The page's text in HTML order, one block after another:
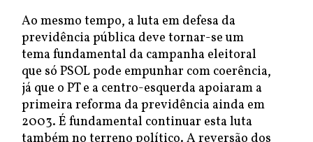
Ao mesmo tempo, a luta em defesa da
previdência pública deve tornar-se um
tema fundamental da campanha eleitoral
que só PSOL pode empunhar com coerência,
já que o PT e a centro-esquerda apoiaram a
primeira reforma da previdência ainda em
2003. É fundamental continuar esta luta